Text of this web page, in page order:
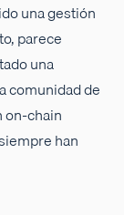
una gestión
parece
una
comunidad de
on-chain
han